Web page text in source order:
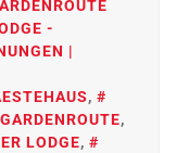
-
|
,
GARDENROUTE,
LODGE,